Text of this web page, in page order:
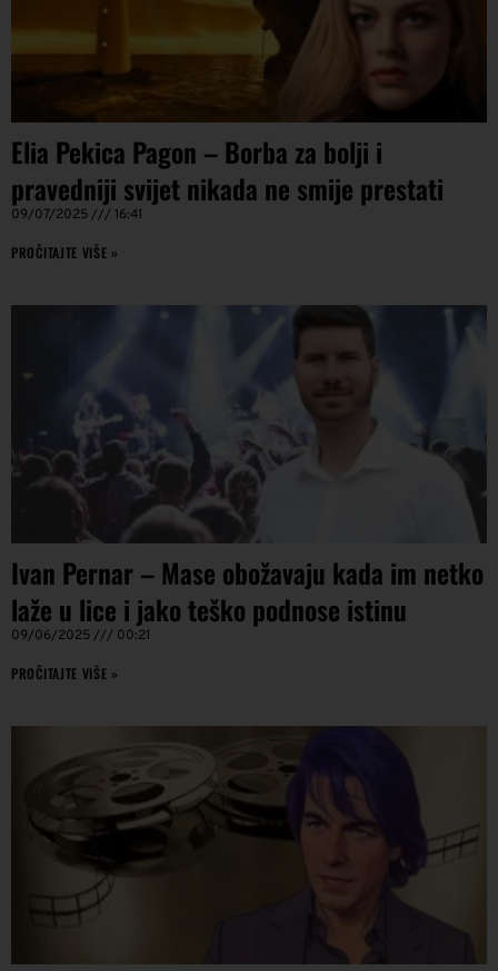
Elia Pekica Pagon – Borba za bolji i
pravedniji svijet nikada ne smije prestati
09/07/2025 16:41
PROČITAJTE VIŠE »
Ivan Pernar – Mase obožavaju kada im netko
laže u lice i jako teško podnose istinu
09/06/2025 00:21
PROČITAJTE VIŠE »